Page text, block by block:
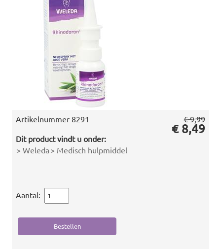
Artikelnummer 8291
Dit product vindt u onder:
> Weleda> Medisch hulpmiddel
€ 9,99
€ 8,49
Aantal: